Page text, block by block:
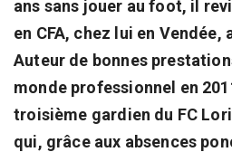
ans sans jouer au foot, il
en CFA, chez lui en Vendée,
Auteur de bonnes
monde professionnel en
troisième gardien du FC
qui, grâce aux absences